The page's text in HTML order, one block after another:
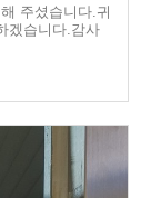
주셨습니다.귀
겠습니다.감사